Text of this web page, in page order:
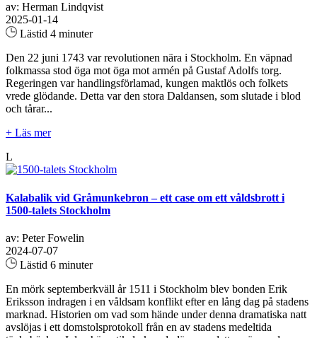
av: Herman Lindqvist
2025-01-14
Lästid 4 minuter
Den 22 juni 1743 var revolutionen nära i Stockholm. En väpnad
folkmassa stod öga mot öga mot armén på Gustaf Adolfs torg.
Regeringen var handlingsförlamad, kungen maktlös och folkets
vrede glödande. Detta var den stora Daldansen, som slutade i blod
och tårar...
+ Läs mer
L
Kalabalik vid Gråmunkebron – ett case om ett våldsbrott i
1500-talets Stockholm
av: Peter Fowelin
2024-07-07
Lästid 6 minuter
En mörk septemberkväll år 1511 i Stockholm blev bonden Erik
Eriksson indragen i en våldsam konflikt efter en lång dag på stadens
marknad. Historien om vad som hände under denna dramatiska natt
avslöjas i ett domstolsprotokoll från en av stadens medeltida